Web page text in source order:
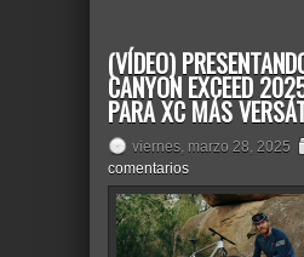
(VÍDEO)
CANYON EXCEED
PARA XC MÁS
viernes, marzo 28, 2025
comentarios